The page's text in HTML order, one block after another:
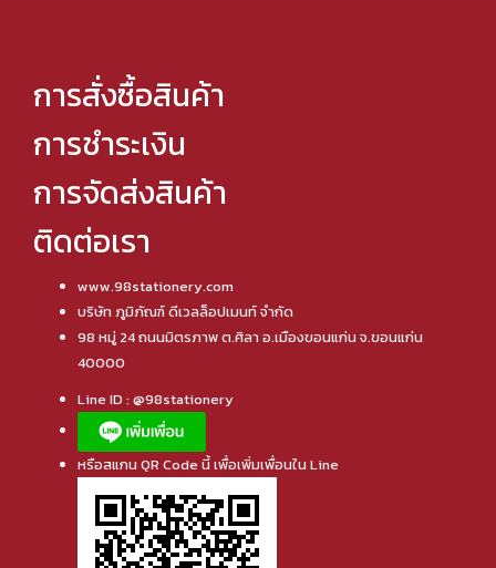
การสั่งซื้อสินค้า
การชำระเงิน
การจัดส่งสินค้า
ติดต่อเรา
www.98stationery.com
บริษัท ภูมิภัณฑ์ ดีเวลล็อปเมนท์ จำกัด
98 หมู่ 24 ถนนมิตรภาพ ต.ศิลา อ.เมืองขอนแก่น จ.ขอนแก่น
40000
Line ID : @98stationery
หรือสแกน QR Code นี้ เพื่อเพิ่มเพื่อนใน Line